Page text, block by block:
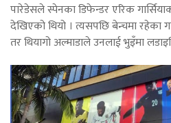
पारेडेसले स्पेनका डिफेन्डर एरिक
देखिएको थियो । त्यसपछि बेन्चमा रहेका
तर थियागो अल्माडाले उनलाई भुइँमा